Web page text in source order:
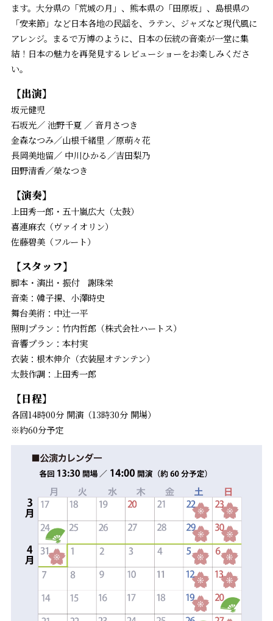
ます。大分県の「荒城の月」、熊本県の「田原坂」、島根県の
「安来節」など日本各地の民謡を、ラテン、ジャズなど現代風に
アレンジ。まるで万博のように、日本の伝統の音楽が一堂に集
結！日本の魅力を再発見するレビューショーをお楽しみくださ
い。
【出演】
坂元健児
石坂光／ 池野千夏 ／ 音月さつき
金森なつみ／山根千緒里 ／原萌々花
長岡美地留／ 中川ひかる／吉田梨乃
田野清香／榮なつき
【演奏】
上田秀一郎・五十嵐広大（太鼓）
喜連麻衣（ヴァイオリン）
佐藤碧美（フルート）
【スタッフ】
脚本・演出・振付 謝珠栄
音楽：韓子揚、小澤時史
舞台美術：中辻一平
照明プラン：竹内哲郎（株式会社ハートス）
音響プラン：本村実
衣装：根木伸介（衣装屋オテンテン）
太鼓作調：上田秀一郎
【日程】
各回14時00分 開演（13時30分 開場）
※約60分予定